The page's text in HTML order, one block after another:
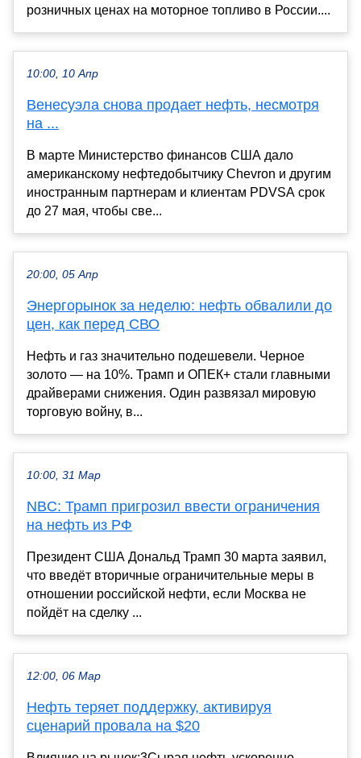
розничных ценах на моторное топливо в России....
10:00, 10 Апр
Венесуэла снова продает нефть, несмотря
на ...
В марте Министерство финансов США дало
американскому нефтедобытчику Chevron и другим
иностранным партнерам и клиентам PDVSA срок
до 27 мая, чтобы све...
20:00, 05 Апр
Энергорынок за неделю: нефть обвалили до
цен, как перед СВО
Нефть и газ значительно подешевели. Черное
золото — на 10%. Трамп и ОПЕК+ стали главными
драйверами снижения. Один развязал мировую
торговую войну, в...
10:00, 31 Мар
NBC: Трамп пригрозил ввести ограничения
на нефть из РФ
Президент США Дональд Трамп 30 марта заявил,
что введёт вторичные ограничительные меры в
отношении российской нефти, если Москва не
пойдёт на сделку ...
12:00, 06 Мар
Нефть теряет поддержку, активируя
сценарий провала на $20